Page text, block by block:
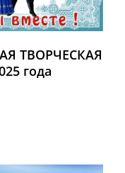
ТВОРЧЕСКАЯ
года